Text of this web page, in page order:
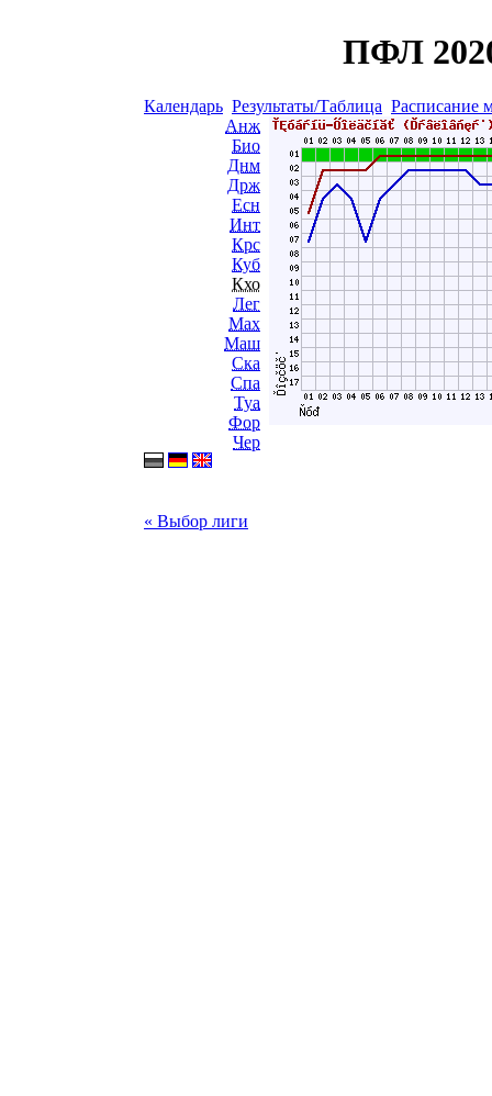
ПФЛ
Календарь Результаты/Таблица Расписание
Анж
Био
Днм
Држ
Есн
Инт
Крс
Куб
Кхо
Лег
Мах
Маш
Ска
Спа
Туа
Фор
Чер
« Выбор лиги